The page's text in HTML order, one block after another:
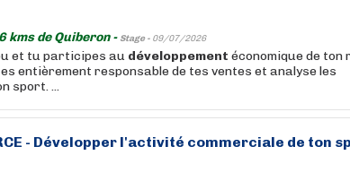
kms de Quiberon - Stage - 09/07/2026
et tu participes au développement économique de ton
entièrement responsable de tes ventes et analyse les
sport. ...
- Développer l'activité commerciale de ton